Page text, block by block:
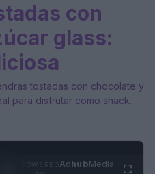
con
glass:
tostadas con chocolate y
para disfrutar como snack.
AdhubMedia